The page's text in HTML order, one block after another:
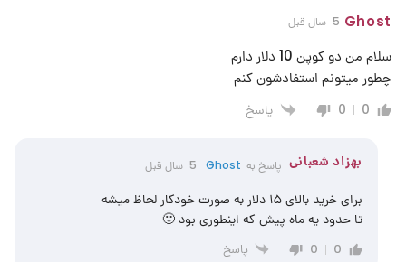
Ghost 5 سال قبل
سلام من دو کوپن 10 دلار دارم
چطور میتونم استفادشون کنم
0
0 پاسخ
بهزاد شعبانی پاسخ به Ghost 5 سال قبل
برای خرید بالای ۱۵ دلار به صورت خودکار لحاظ میشه
تا حدود یه ماه پیش که اینطوری بود 🙂
0
0 پاسخ